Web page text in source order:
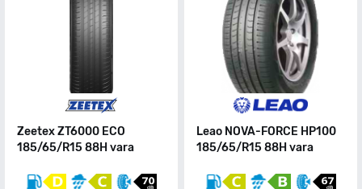
Zeetex ZT6000 ECO
185/65/R15 88H vara
Leao NOVA-FORCE HP100
185/65/R15 88H vara